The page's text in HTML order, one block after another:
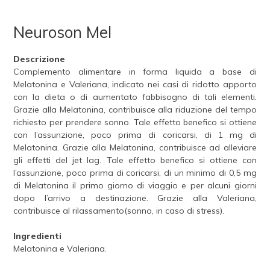
Neuroson Mel
Descrizione
Complemento alimentare in forma liquida a base di
Melatonina e Valeriana, indicato nei casi di ridotto apporto
con la dieta o di aumentato fabbisogno di tali elementi.
Grazie alla Melatonina, contribuisce alla riduzione del tempo
richiesto per prendere sonno. Tale effetto benefico si ottiene
con l’assunzione, poco prima di coricarsi, di 1 mg di
Melatonina. Grazie alla Melatonina, contribuisce ad alleviare
gli effetti del jet lag. Tale effetto benefico si ottiene con
l’assunzione, poco prima di coricarsi, di un minimo di 0,5 mg
di Melatonina il primo giorno di viaggio e per alcuni giorni
dopo l’arrivo a destinazione. Grazie alla Valeriana,
contribuisce al rilassamento(sonno, in caso di stress).
Ingredienti
Melatonina e Valeriana.